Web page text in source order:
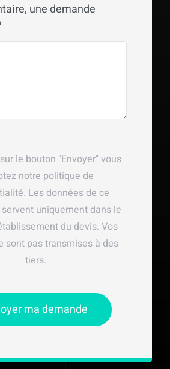
une demande
le bouton "Envoyer" vous
notre politique de
Les données de ce
uniquement dans le
du devis. Vos
sont pas transmises à des
tiers.
ma demande